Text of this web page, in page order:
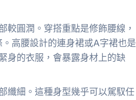
較圓潤。穿搭重點是修飾腰線，
高腰設計的連身裙或A字裙也是
身的衣服，會暴露身材上的缺
纖細。這種身型幾乎可以駕馭任